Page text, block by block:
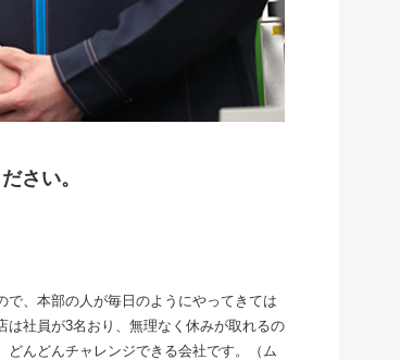
さい。
、本部の人が毎日のようにやってきては
社員が3名おり、無理なく休みが取れるの
んどんチャレンジできる会社です。（ム